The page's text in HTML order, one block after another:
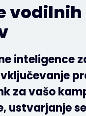
vodilnih
inteligence
za vašo
ustvarjanje